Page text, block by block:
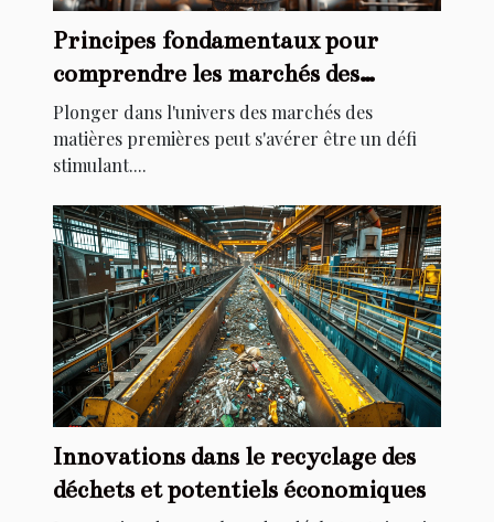
Principes fondamentaux pour
comprendre les marchés des
matières premières
Plonger dans l'univers des marchés des
matières premières peut s'avérer être un défi
stimulant....
Innovations dans le recyclage des
déchets et potentiels économiques